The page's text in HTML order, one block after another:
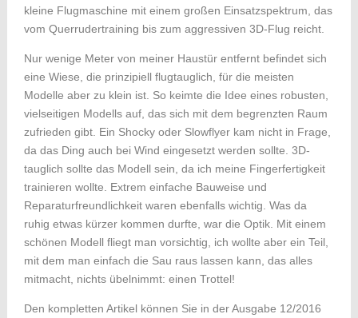
kleine Flugmaschine mit einem großen Einsatzspektrum, das
vom Querrudertraining bis zum aggressiven 3D-Flug reicht.
Nur wenige Meter von meiner Haustür entfernt befindet sich
eine Wiese, die prinzipiell flugtauglich, für die meisten
Modelle aber zu klein ist. So keimte die Idee eines robusten,
vielseitigen Modells auf, das sich mit dem begrenzten Raum
zufrieden gibt. Ein Shocky oder Slowflyer kam nicht in Frage,
da das Ding auch bei Wind eingesetzt werden sollte. 3D-
tauglich sollte das Modell sein, da ich meine Fingerfertigkeit
trainieren wollte. Extrem einfache Bauweise und
Reparaturfreundlichkeit waren ebenfalls wichtig. Was da
ruhig etwas kürzer kommen durfte, war die Optik. Mit einem
schönen Modell fliegt man vorsichtig, ich wollte aber ein Teil,
mit dem man einfach die Sau raus lassen kann, das alles
mitmacht, nichts übelnimmt: einen Trottel!
Den kompletten Artikel können Sie in der Ausgabe 12/2016